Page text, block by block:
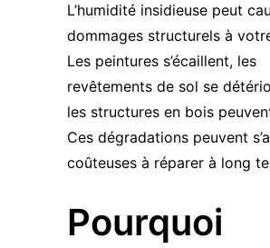
L’humidité insidieuse peut
dommages structurels à
Les peintures s’écaillent, les
revêtements de sol se
les structures en bois
Ces dégradations peuvent
coûteuses à réparer à long
Pourquoi